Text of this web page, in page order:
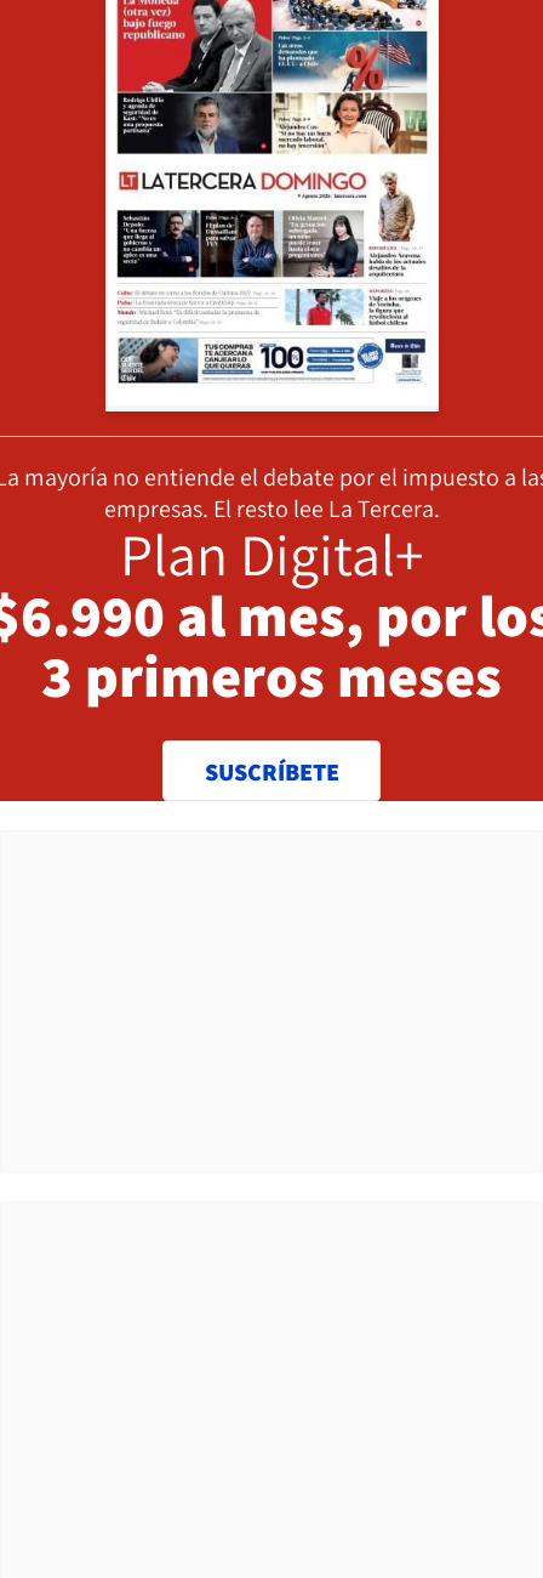
mayoría no entiende el debate por el impuesto a
empresas. El resto lee La Tercera.
Plan Digital+
al mes, por
3 primeros meses
SUSCRÍBETE